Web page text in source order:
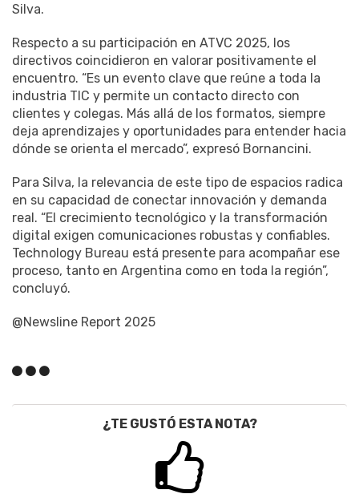
Silva.
Respecto a su participación en ATVC 2025, los
directivos coincidieron en valorar positivamente el
encuentro. “Es un evento clave que reúne a toda la
industria TIC y permite un contacto directo con
clientes y colegas. Más allá de los formatos, siempre
deja aprendizajes y oportunidades para entender hacia
dónde se orienta el mercado”, expresó Bornancini.
Para Silva, la relevancia de este tipo de espacios radica
en su capacidad de conectar innovación y demanda
real. “El crecimiento tecnológico y la transformación
digital exigen comunicaciones robustas y confiables.
Technology Bureau está presente para acompañar ese
proceso, tanto en Argentina como en toda la región”,
concluyó.
@Newsline Report 2025
¿TE GUSTÓ ESTA NOTA?